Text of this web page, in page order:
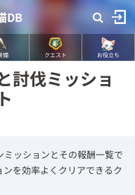
DB
備 クエスト お役立ち
討伐ミッショ
ッションとその報酬一覧で
を効率よくクリアできるク